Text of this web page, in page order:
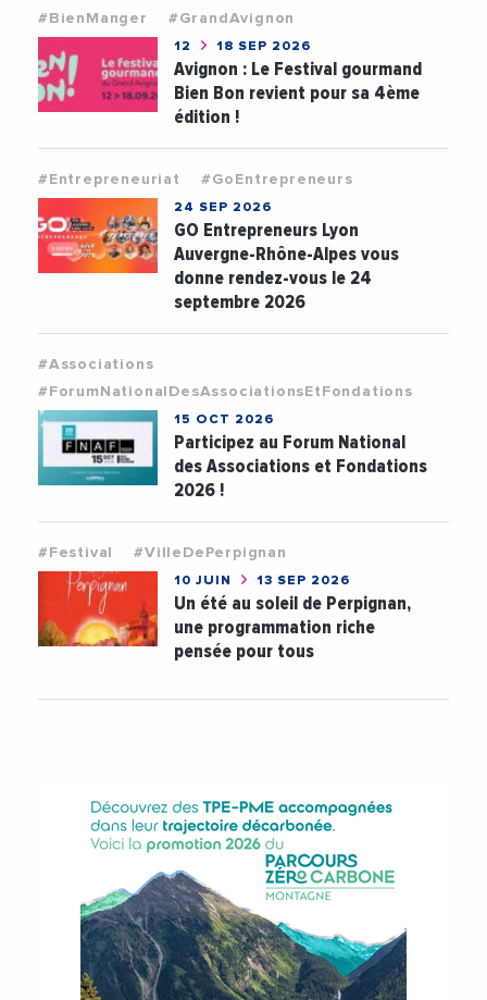
#BienManger #GrandAvignon
12 18 SEP 2026
Avignon : Le Festival gourmand
Bien Bon revient pour sa 4ème
édition !
#Entrepreneuriat #GoEntrepreneurs
24 SEP 2026
GO Entrepreneurs Lyon
Auvergne-Rhône-Alpes vous
donne rendez-vous le 24
septembre 2026
#Associations
#ForumNationalDesAssociationsEtFondations
15 OCT 2026
Participez au Forum National
des Associations et Fondations
2026 !
#Festival #VilleDePerpignan
10 JUIN 13 SEP 2026
Un été au soleil de Perpignan,
une programmation riche
pensée pour tous